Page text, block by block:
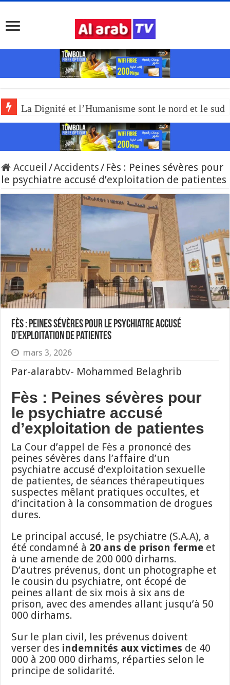
La Dignité et l’Humanisme sont le nord et le
Accueil /Accidents/ Fès : Peines sévères pour
le psychiatre accusé d’exploitation de patientes
Fès : Peines sévères pour le psychiatre accusé
d’exploitation de patientes
mars 3, 2026
Par-alarabtv- Mohammed Belaghrib
Fès : Peines sévères pour
le psychiatre accusé
d’exploitation de patientes
La Cour d’appel de Fès a prononcé des
peines sévères dans l’affaire d’un
psychiatre accusé d’exploitation sexuelle
de patientes, de séances thérapeutiques
suspectes mêlant pratiques occultes, et
d’incitation à la consommation de drogues
dures.
Le principal accusé, le psychiatre (S.A.A), a
été condamné à 20 ans de prison ferme et
à une amende de 200 000 dirhams.
D’autres prévenus, dont un photographe et
le cousin du psychiatre, ont écopé de
peines allant de six mois à six ans de
prison, avec des amendes allant jusqu’à 50
000 dirhams.
Sur le plan civil, les prévenus doivent
verser des indemnités aux victimes de 40
000 à 200 000 dirhams, réparties selon le
principe de solidarité.